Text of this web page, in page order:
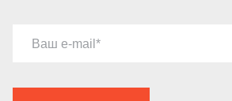
Ваш e-mail